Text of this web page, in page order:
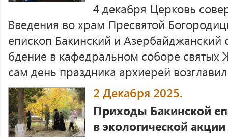
4 декабря Церковь
Введения во храм Пресвятой
епископ Бакинский и
бдение в кафедральном соборе
сам день праздника архиерей
2 Декабря 2025.
Приходы Бакинской
в экологической акции